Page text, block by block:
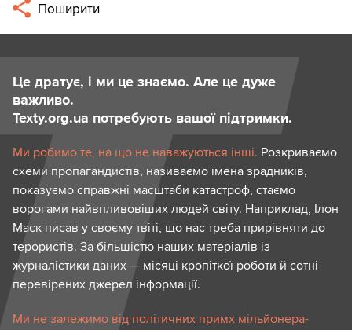
Поширити
Це дратує, і ми це знаємо. Але це дуже
важливо.
Texty.org.ua потребують вашої підтримки.
Ми робимо те, на що не наважуються інші. Розкриваємо
схеми пропагандистів, називаємо імена зрадників,
показуємо справжні масштаби катастроф, стаємо
ворогами найвпливовіших людей світу. Наприклад, Ілон
Маск писав у своєму твіті, що нас треба прирівняти до
терористів. За більшістю наших матеріалів із
журналістики даних — місяці кропіткої роботи й сотні
перевірених джерел інформації.
Ми не залежимо від політичних примх мільйонера-